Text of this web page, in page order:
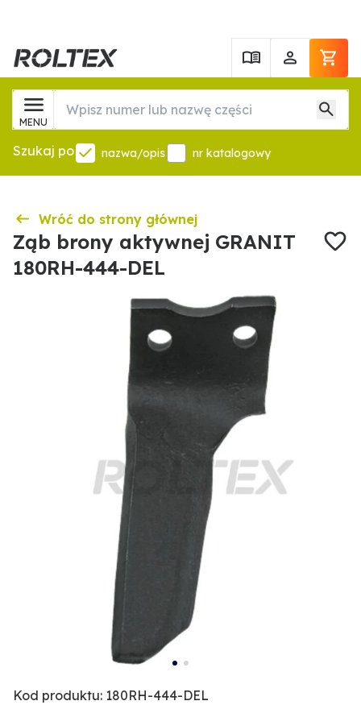
MENU
Szukaj po nazwa/opis nr katalogowy
Wróć do strony głównej
Ząb brony aktywnej GRANIT
180RH-444-DEL
Kod produktu: 180RH-444-DEL